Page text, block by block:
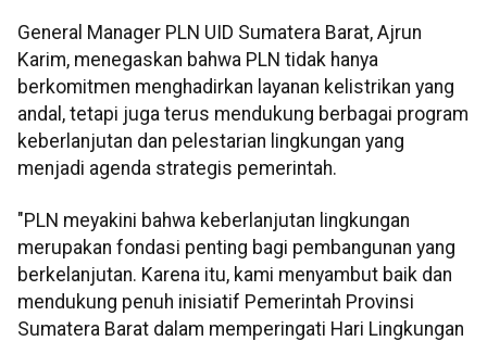
General Manager PLN UID Sumatera Barat, Ajrun
Karim, menegaskan bahwa PLN tidak hanya
berkomitmen menghadirkan layanan kelistrikan yang
andal, tetapi juga terus mendukung berbagai program
keberlanjutan dan pelestarian lingkungan yang
menjadi agenda strategis pemerintah.
"PLN meyakini bahwa keberlanjutan lingkungan
merupakan fondasi penting bagi pembangunan yang
berkelanjutan. Karena itu, kami menyambut baik dan
mendukung penuh inisiatif Pemerintah Provinsi
Sumatera Barat dalam memperingati Hari Lingkungan